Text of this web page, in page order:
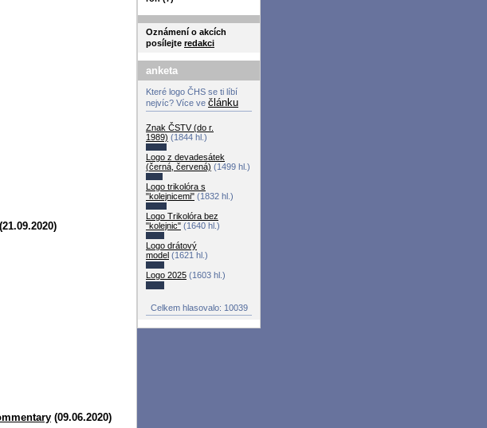
(09.06.2020)
Oznámení o akcích
posílejte redakci
anketa
Které logo ČHS se ti líbí
nejvíc? Více ve článku
Znak ČSTV (do r.
1989) (1844 hl.)
Logo z devadesátek
(černá, červená) (1499 hl.)
Logo trikolóra s
"kolejnicemi" (1832 hl.)
Logo Trikolóra bez
"kolejnic" (1640 hl.)
Logo drátový
model (1621 hl.)
Logo 2025 (1603 hl.)
Celkem hlasovalo: 10039